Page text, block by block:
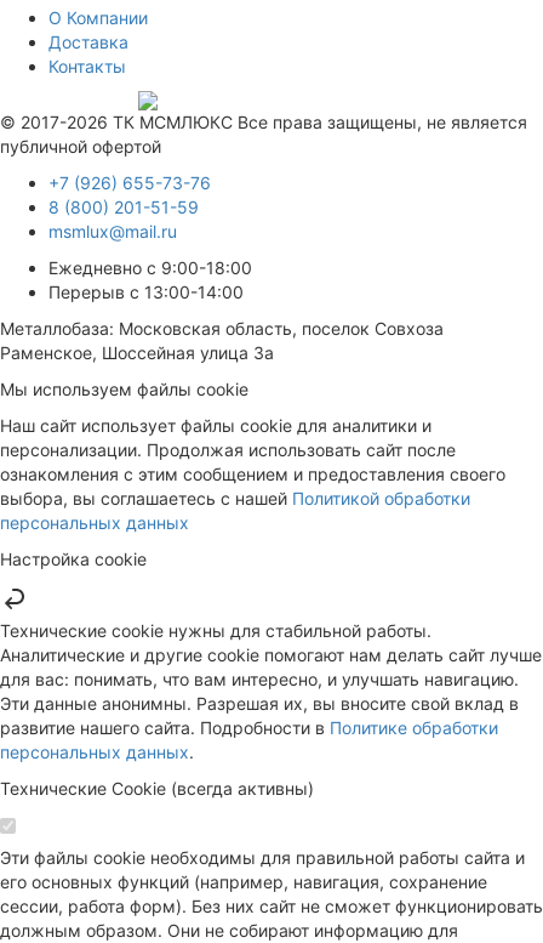
О Компании
Доставка
Контакты
© 2017-2026 ТК МСМЛЮКС Все права защищены, не является
публичной офертой
+7 (926) 655-73-76
8 (800) 201-51-59
msmlux@mail.ru
Ежедневно с 9:00-18:00
Перерыв с 13:00-14:00
Металлобаза: Московская область, поселок Совхоза
Раменское, Шоссейная улица 3а
Мы используем файлы cookie
Наш сайт использует файлы cookie для аналитики и
персонализации. Продолжая использовать сайт после
ознакомления с этим сообщением и предоставления своего
выбора, вы соглашаетесь с нашей Политикой обработки
персональных данных
Настройка cookie
Технические cookie нужны для стабильной работы.
Аналитические и другие cookie помогают нам делать сайт лучше
для вас: понимать, что вам интересно, и улучшать навигацию.
Эти данные анонимны. Разрешая их, вы вносите свой вклад в
развитие нашего сайта. Подробности в Политике обработки
персональных данных.
Технические Cookie (всегда активны)
Эти файлы cookie необходимы для правильной работы сайта и
его основных функций (например, навигация, сохранение
сессии, работа форм). Без них сайт не сможет функционировать
должным образом. Они не собирают информацию для